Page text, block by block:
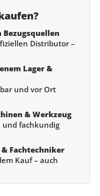
Distributor –
Lager &
und vor Ort
& Werkzeug
und fachkundig
Fachtechniker
Kauf – auch